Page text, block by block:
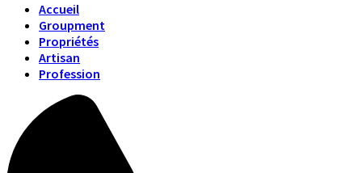
Accueil
Groupment
Propriétés
Artisan
Profession